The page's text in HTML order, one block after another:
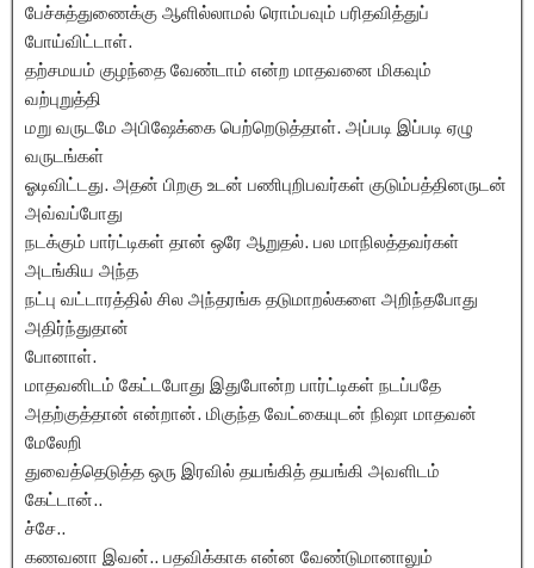
பேச்சுத்துணைக்கு ஆளில்லாமல் ரொம்பவும் பரிதவித்துப்
போய்விட்டாள்.
தற்சமயம் குழந்தை வேண்டாம் என்ற மாதவனை மிகவும்
வற்புறுத்தி
மறு வருடமே அபிஷேக்கை பெற்றெடுத்தாள். அப்படி இப்படி ஏழு
வருடங்கள்
ஓடிவிட்டது. அதன் பிறகு உடன் பணிபுறிபவர்கள் குடும்பத்தினருடன்
அவ்வப்போது
நடக்கும் பார்ட்டிகள் தான் ஒரே ஆறுதல். பல மாநிலத்தவர்கள்
அடங்கிய அந்த
நட்பு வட்டாரத்தில் சில அந்தரங்க தடுமாறல்களை அறிந்தபோது
அதிர்ந்துதான்
போனாள்.
மாதவனிடம் கேட்டபோது இதுபோன்ற பார்ட்டிகள் நடப்பதே
அதற்குத்தான் என்றான். மிகுந்த வேட்கையுடன் நிஷா மாதவன்
மேலேறி
துவைத்தெடுத்த ஒரு இரவில் தயங்கித் தயங்கி அவளிடம்
கேட்டான்..
ச்சே..
கணவனா இவன்.. பதவிக்காக என்ன வேண்டுமானாலும்